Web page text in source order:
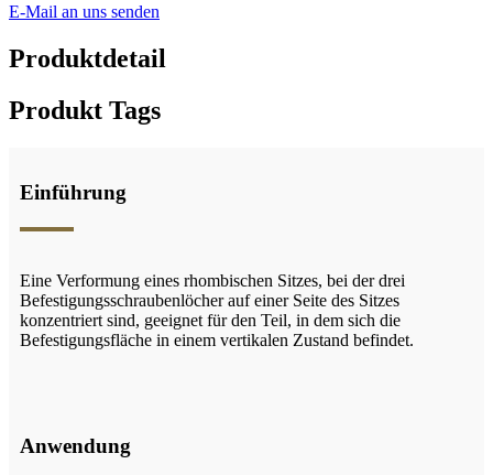
E-Mail an uns senden
Produktdetail
Produkt Tags
Einführung
Eine Verformung eines rhombischen Sitzes, bei der drei
Befestigungsschraubenlöcher auf einer Seite des Sitzes
konzentriert sind, geeignet für den Teil, in dem sich die
Befestigungsfläche in einem vertikalen Zustand befindet.
Anwendung